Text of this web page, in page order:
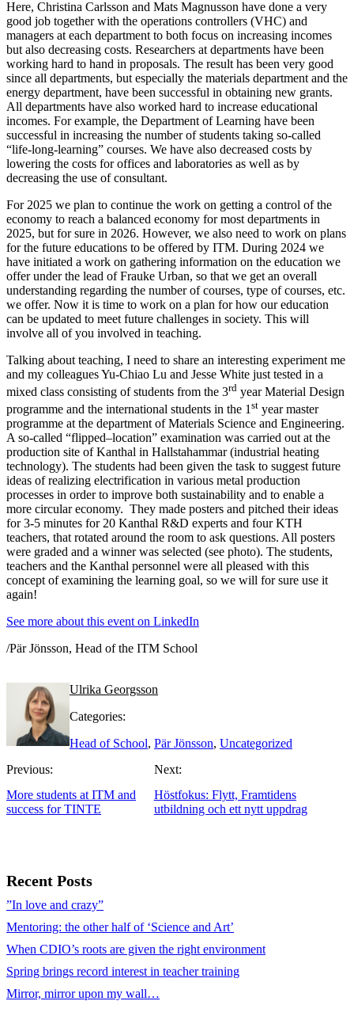
Here, Christina Carlsson and Mats Magnusson have done a very
good job together with the operations controllers (VHC) and
managers at each department to both focus on increasing incomes
but also decreasing costs. Researchers at departments have been
working hard to hand in proposals. The result has been very good
since all departments, but especially the materials department and the
energy department, have been successful in obtaining new grants.
All departments have also worked hard to increase educational
incomes. For example, the Department of Learning have been
successful in increasing the number of students taking so-called
“life-long-learning” courses. We have also decreased costs by
lowering the costs for offices and laboratories as well as by
decreasing the use of consultant.
For 2025 we plan to continue the work on getting a control of the
economy to reach a balanced economy for most departments in
2025, but for sure in 2026. However, we also need to work on plans
for the future educations to be offered by ITM. During 2024 we
have initiated a work on gathering information on the education we
offer under the lead of Frauke Urban, so that we get an overall
understanding regarding the number of courses, type of courses, etc.
we offer. Now it is time to work on a plan for how our education
can be updated to meet future challenges in society. This will
involve all of you involved in teaching.
Talking about teaching, I need to share an interesting experiment me
and my colleagues Yu-Chiao Lu and Jesse White just tested in a
mixed class consisting of students from the 3rd year Material Design
programme and the international students in the 1 st year master
programme at the department of Materials Science and Engineering.
A so-called “flipped–location” examination was carried out at the
production site of Kanthal in Hallstahammar (industrial heating
technology). The students had been given the task to suggest future
ideas of realizing electrification in various metal production
processes in order to improve both sustainability and to enable a
more circular economy. They made posters and pitched their ideas
for 3-5 minutes for 20 Kanthal R&D experts and four KTH
teachers, that rotated around the room to ask questions. All posters
were graded and a winner was selected (see photo). The students,
teachers and the Kanthal personnel were all pleased with this
concept of examining the learning goal, so we will for sure use it
again!
See more about this event on LinkedIn
/Pär Jönsson, Head of the ITM School
Ulrika Georgsson
Categories:
Head of School, Pär Jönsson, Uncategorized
Previous:
More students at ITM and
success for TINTE
Next:
Höstfokus: Flytt, Framtidens
utbildning och ett nytt uppdrag
Recent Posts
”In love and crazy”
Mentoring: the other half of ‘Science and Art’
When CDIO’s roots are given the right environment
Spring brings record interest in teacher training
Mirror, mirror upon my wall…